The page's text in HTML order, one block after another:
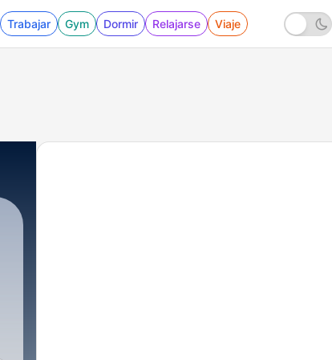
Trabajar Gym Dormir Relajarse Viaje